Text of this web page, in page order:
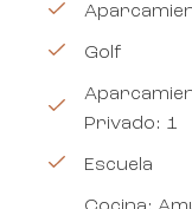
Golf
Privado: 1
Escuela